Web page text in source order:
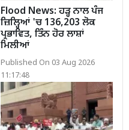
Flood News: ਹੜ੍ਹ ਨਾਲ ਪੰਜ
ਜ਼ਿਲ੍ਹਿਆਂ 'ਚ 136,203 ਲੋਕ
ਪ੍ਰਭਾਵਿਤ, ਤਿੰਨ ਹੋਰ ਲਾਸ਼ਾਂ
ਮਿਲੀਆਂ
Published On 03 Aug 2026
11:17:48